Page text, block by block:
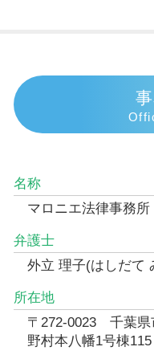
名称
マロニエ法律事務所
弁護士
外立 理子(はしだて
所在地
〒272-0023 千葉
野村本八幡1号棟115